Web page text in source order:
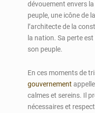
dévouement envers
peuple, une icône de
l’architecte de la
la nation. Sa perte
son peuple.
En ces moments de
gouvernement
calmes et sereins. Il
nécessaires et